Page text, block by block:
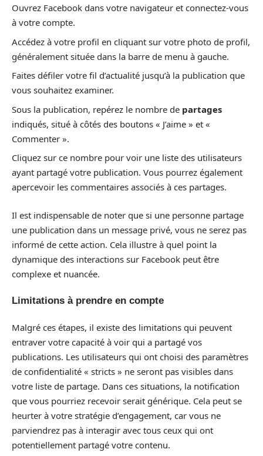
Ouvrez Facebook dans votre navigateur et connectez-vous
à votre compte.
Accédez à votre profil en cliquant sur votre photo de profil,
généralement située dans la barre de menu à gauche.
Faites défiler votre fil d’actualité jusqu’à la publication que
vous souhaitez examiner.
Sous la publication, repérez le nombre de partages
indiqués, situé à côtés des boutons « J’aime » et «
Commenter ».
Cliquez sur ce nombre pour voir une liste des utilisateurs
ayant partagé votre publication. Vous pourrez également
apercevoir les commentaires associés à ces partages.
Il est indispensable de noter que si une personne partage
une publication dans un message privé, vous ne serez pas
informé de cette action. Cela illustre à quel point la
dynamique des interactions sur Facebook peut être
complexe et nuancée.
Limitations à prendre en compte
Malgré ces étapes, il existe des limitations qui peuvent
entraver votre capacité à voir qui a partagé vos
publications. Les utilisateurs qui ont choisi des paramètres
de confidentialité « stricts » ne seront pas visibles dans
votre liste de partage. Dans ces situations, la notification
que vous pourriez recevoir serait générique. Cela peut se
heurter à votre stratégie d’engagement, car vous ne
parviendrez pas à interagir avec tous ceux qui ont
potentiellement partagé votre contenu.